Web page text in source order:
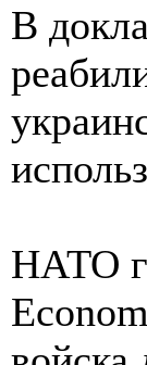
В
НАТО